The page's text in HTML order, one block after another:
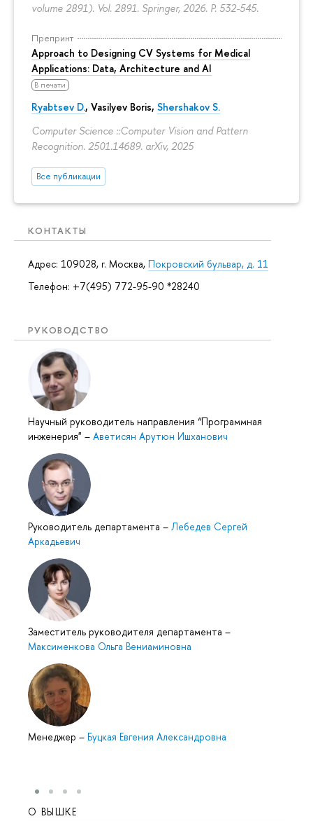
volume 2891). Vol. 2891. Springer, 2026. P. 532-545.
Препринт
Approach to Designing CV Systems for Medical
Applications: Data, Architecture and AI
В печати
Ryabtsev D., Vasilyev Boris, Shershakov S.
Computer Science ::Computer Vision and Pattern
Recognition. 2501.14689. arXiv, 2025
Все публикации
КОНТАКТЫ
Адрес: 109028, г. Москва, Покровский бульвар, д. 11
Телефон: +7(495) 772-95-90 *28240
РУКОВОДСТВО
Научный руководитель направления “Программная
инженерия" – Аветисян Арутюн Ишханович
Руководитель департамента – Лебедев Сергей
Аркадьевич
Заместитель руководителя департамента –
Максименкова Ольга Вениаминовна
Менеджер – Буцкая Евгения Александровна
О ВЫШКЕ